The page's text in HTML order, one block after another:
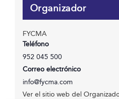
Organizador
FYCMA
Teléfono
952 045 500
Correo electrónico
info@fycma.com
Ver el sitio web del